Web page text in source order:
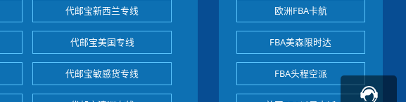
代邮宝新西兰专线
代邮宝美国专线
代邮宝敏感货专线
欧洲FBA卡航
FBA美森限时达
FBA头程空派